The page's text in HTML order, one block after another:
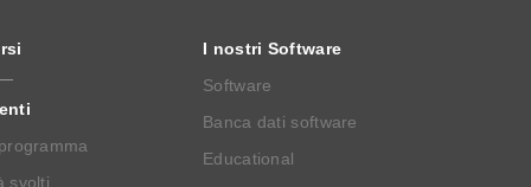
svolti
I nostri Software
Software
Banca dati software
Educational